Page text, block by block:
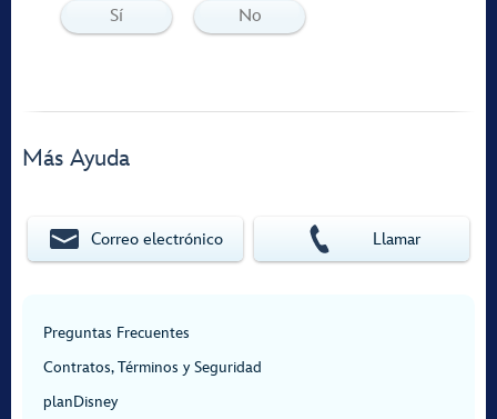
Sí No
Más Ayuda
Correo electrónico Llamar
Preguntas Frecuentes
Contratos, Términos y Seguridad
planDisney